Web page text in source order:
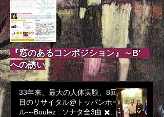
『窓のあるコンポジション』～B'
への誘い
33年来、最大の人体実験、8回
目のリサイタル@トッパンホー
ル---Boulez : ソナタ全3曲 ✖️